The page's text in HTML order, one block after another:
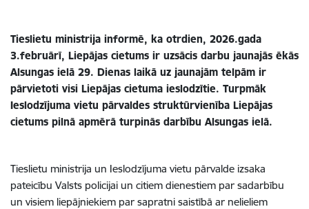
Tieslietu ministrija informē, ka otrdien, 2026.gada
3.februārī, Liepājas cietums ir uzsācis darbu jaunajās ēkās
Alsungas ielā 29. Dienas laikā uz jaunajām telpām ir
pārvietoti visi Liepājas cietuma ieslodzītie. Turpmāk
Ieslodzījuma vietu pārvaldes struktūrvienība Liepājas
cietums pilnā apmērā turpinās darbību Alsungas ielā.
Tieslietu ministrija un Ieslodzījuma vietu pārvalde izsaka
pateicību Valsts policijai un citiem dienestiem par sadarbību
un visiem liepājniekiem par sapratni saistībā ar nelieliem